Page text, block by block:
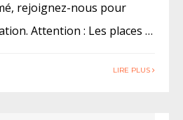
rejoignez-nous pour
Attention : Les places …
LIRE PLUS